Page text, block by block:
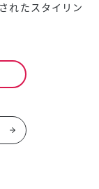
れたスタイリン